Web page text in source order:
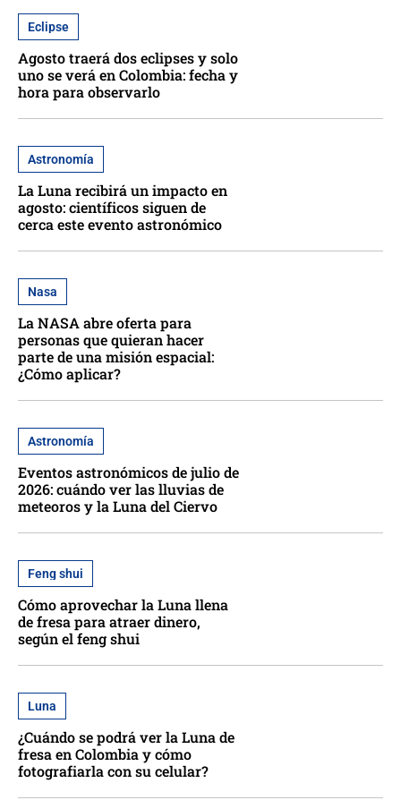
Eclipse
Agosto traerá dos eclipses y solo
uno se verá en Colombia: fecha y
hora para observarlo
Astronomía
La Luna recibirá un impacto en
agosto: científicos siguen de
cerca este evento astronómico
Nasa
La NASA abre oferta para
personas que quieran hacer
parte de una misión espacial:
¿Cómo aplicar?
Astronomía
Eventos astronómicos de julio de
2026: cuándo ver las lluvias de
meteoros y la Luna del Ciervo
Feng shui
Cómo aprovechar la Luna llena
de fresa para atraer dinero,
según el feng shui
Luna
¿Cuándo se podrá ver la Luna de
fresa en Colombia y cómo
fotografiarla con su celular?